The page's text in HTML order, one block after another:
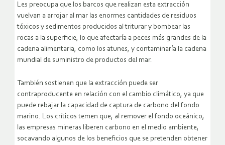
Les preocupa que los barcos que realizan esta extracción
vuelvan a arrojar al mar las enormes cantidades de residuos
tóxicos y sedimentos producidos al triturar y bombear las
rocas a la superficie, lo que afectaría a peces más grandes de la
cadena alimentaria, como los atunes, y contaminaría la cadena
mundial de suministro de productos del mar.
También sostienen que la extracción puede ser
contraproducente en relación con el cambio climático, ya que
puede rebajar la capacidad de captura de carbono del fondo
marino. Los críticos temen que, al remover el fondo oceánico,
las empresas mineras liberen carbono en el medio ambiente,
socavando algunos de los beneficios que se pretenden obtener